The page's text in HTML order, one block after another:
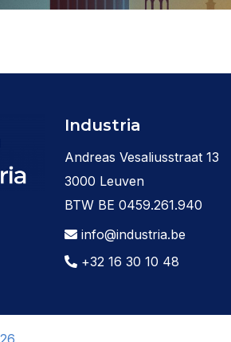
Industria
Andreas Vesaliusstraat 13
3000 Leuven
BTW BE 0459.261.940
info@industria.be
+32 16 30 10 48